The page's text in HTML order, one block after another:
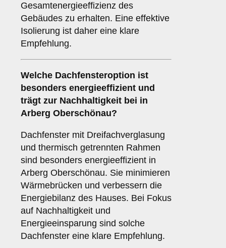
Gesamtenergieeffizienz des
Gebäudes zu erhalten. Eine effektive
Isolierung ist daher eine klare
Empfehlung.
Welche Dachfensteroption ist
besonders energieeffizient und
trägt zur Nachhaltigkeit bei in
Arberg Oberschönau?
Dachfenster mit Dreifachverglasung
und thermisch getrennten Rahmen
sind besonders energieeffizient in
Arberg Oberschönau. Sie minimieren
Wärmebrücken und verbessern die
Energiebilanz des Hauses. Bei Fokus
auf Nachhaltigkeit und
Energieeinsparung sind solche
Dachfenster eine klare Empfehlung.